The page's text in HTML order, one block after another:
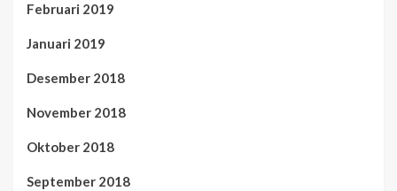
Februari 2019
Januari 2019
Desember 2018
November 2018
Oktober 2018
September 2018